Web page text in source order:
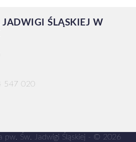
JADWIGI ŚLĄSKIEJ W
547 020
pw. Św. Jadwigi Śląskiej - © 2026